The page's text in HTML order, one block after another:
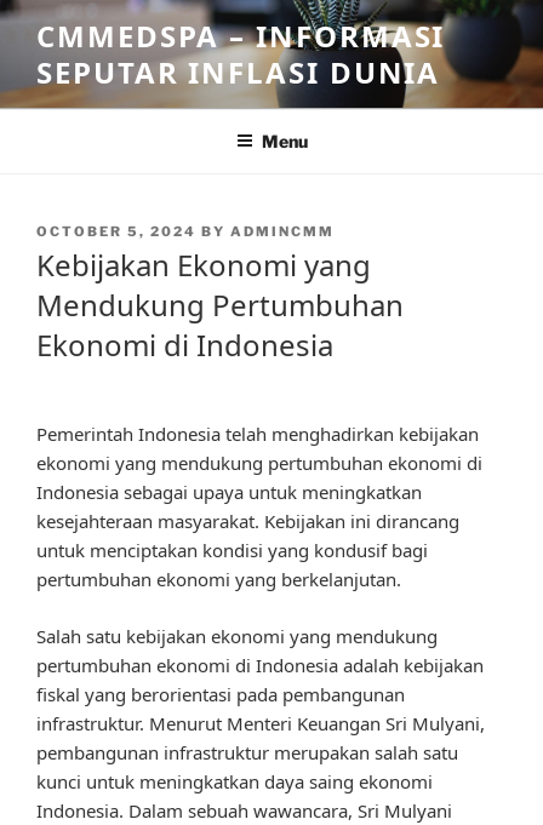
Skip
content
CMMEDSPA – INFORMASI
SEPUTAR INFLASI DUNIA
Menu
POSTED
OCTOBER 5, 2024 BY ADMINCMM
Kebijakan Ekonomi yang
Mendukung Pertumbuhan
Ekonomi di Indonesia
Pemerintah Indonesia telah menghadirkan kebijakan
ekonomi yang mendukung pertumbuhan ekonomi di
Indonesia sebagai upaya untuk meningkatkan
kesejahteraan masyarakat. Kebijakan ini dirancang
untuk menciptakan kondisi yang kondusif bagi
pertumbuhan ekonomi yang berkelanjutan.
Salah satu kebijakan ekonomi yang mendukung
pertumbuhan ekonomi di Indonesia adalah kebijakan
fiskal yang berorientasi pada pembangunan
infrastruktur. Menurut Menteri Keuangan Sri Mulyani,
pembangunan infrastruktur merupakan salah satu
kunci untuk meningkatkan daya saing ekonomi
Indonesia. Dalam sebuah wawancara, Sri Mulyani